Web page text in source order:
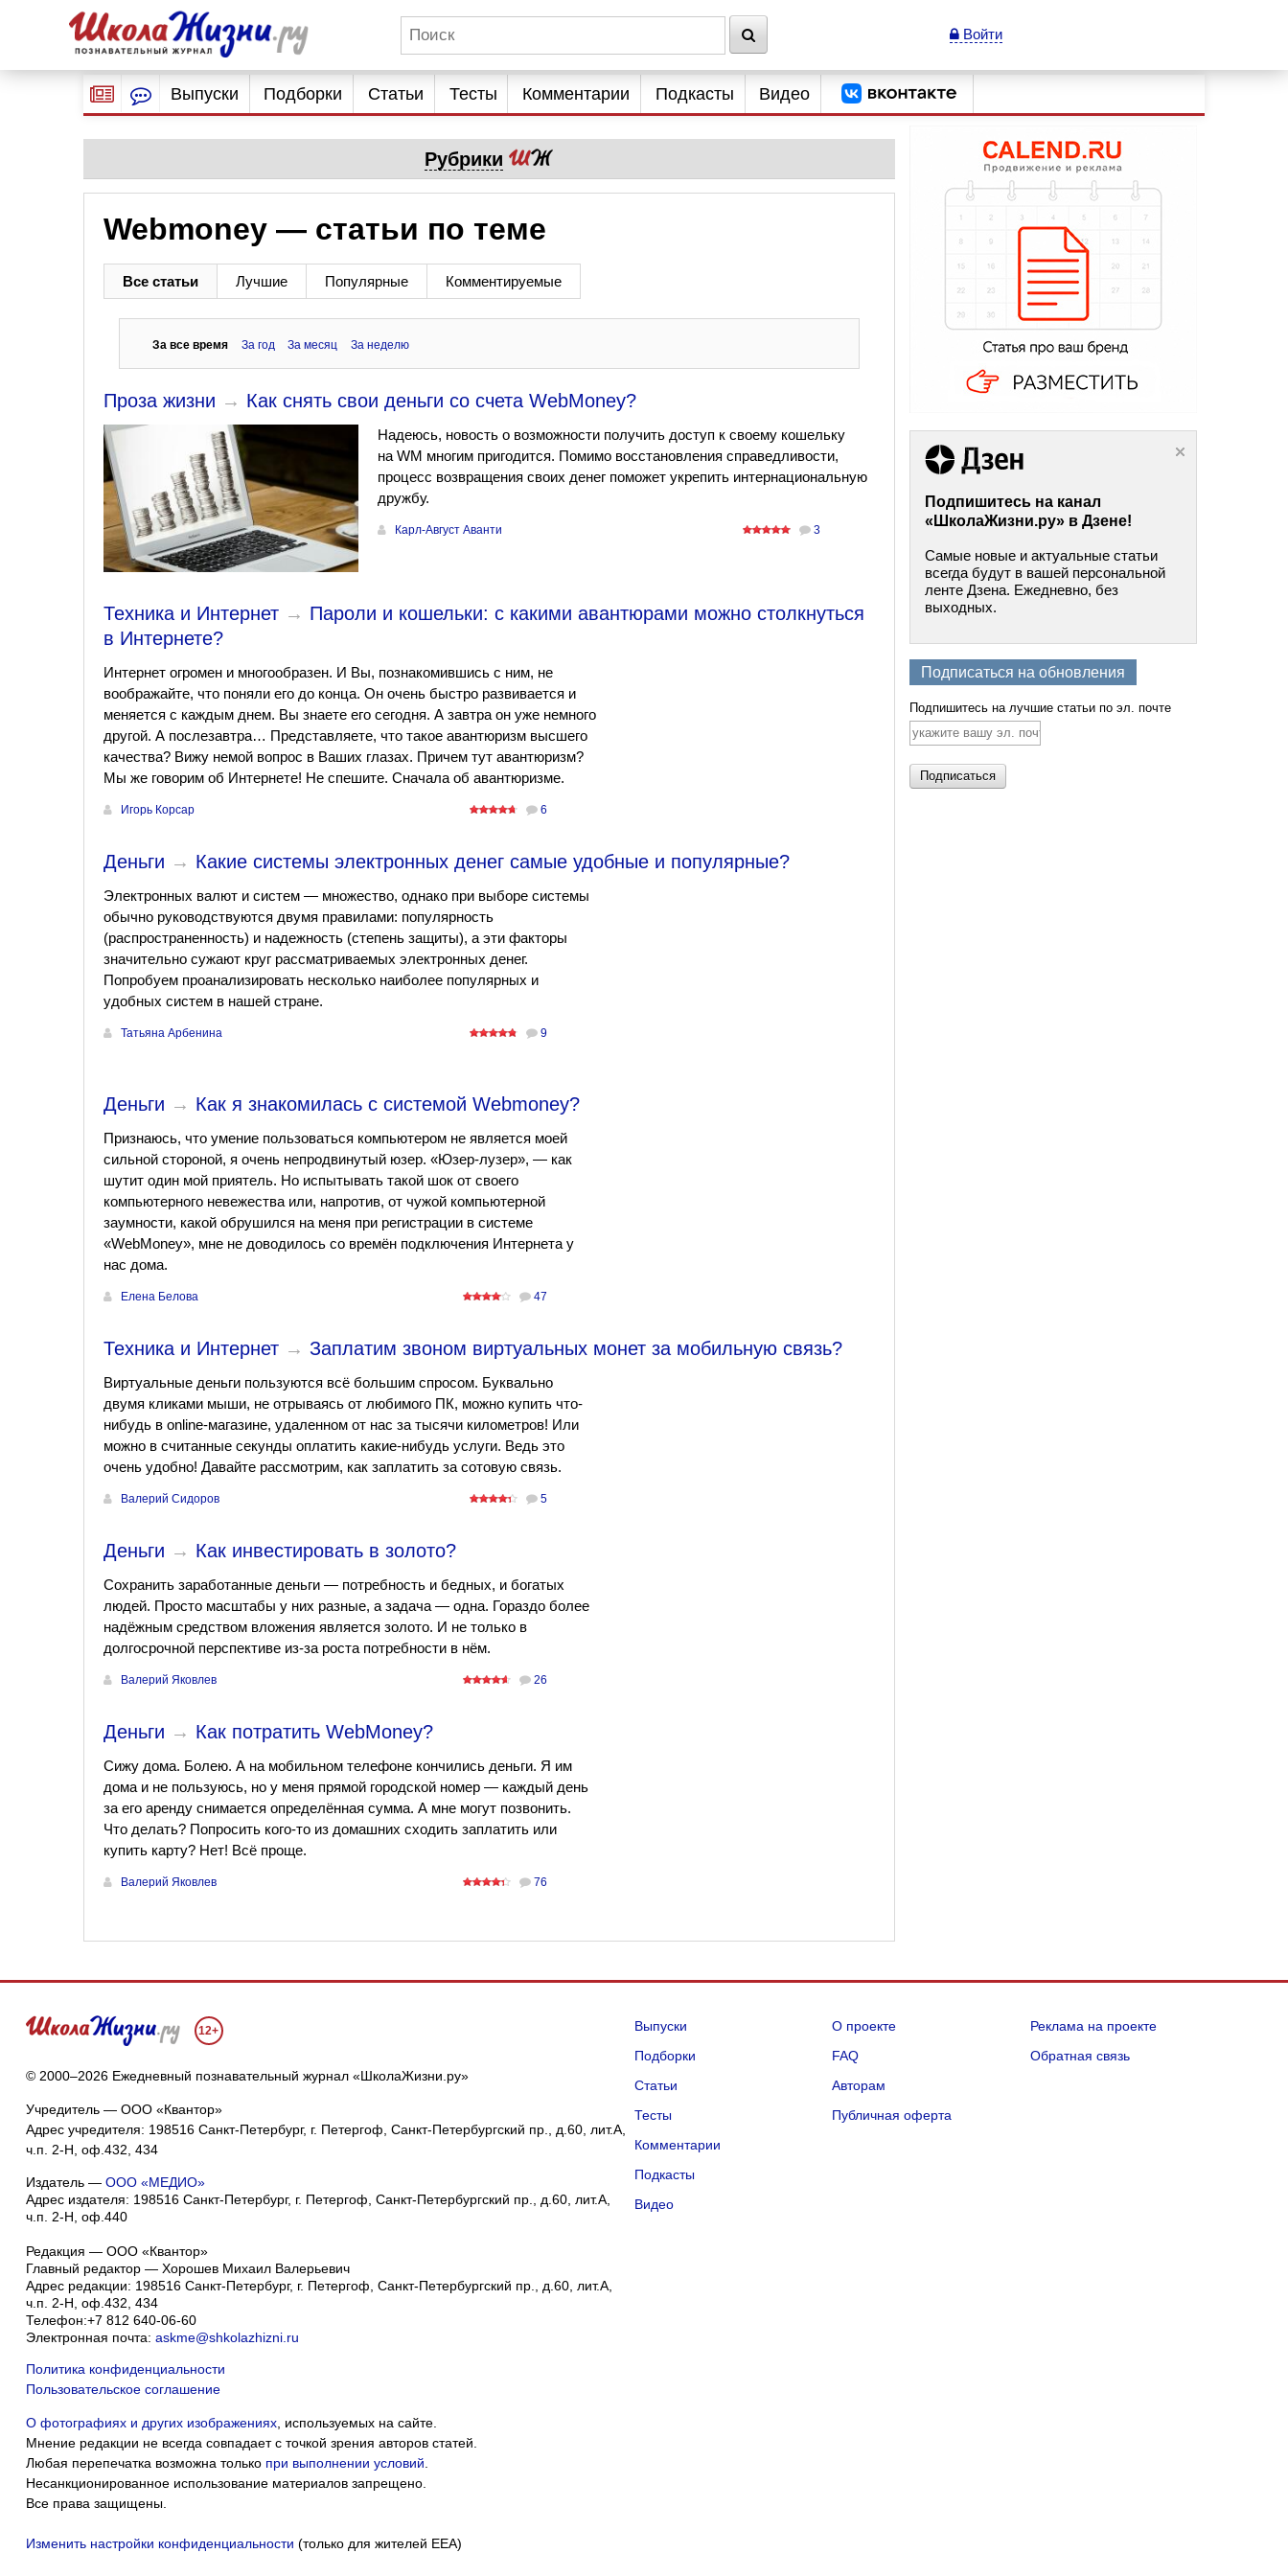
Войти
Выпуски Подборки Статьи Тесты Комментарии Подкасты Видео
Рубрики
Webmoney — статьи по теме
Все статьи Лучшие Популярные Комментируемые
За все время За год За месяц За неделю
Проза жизни → Как снять свои деньги со счета WebMoney?
Надеюсь, новость о возможности получить доступ к своему кошельку
на WM многим пригодится. Помимо восстановления справедливости,
процесс возвращения своих денег поможет укрепить интернациональную
дружбу.
Карл-Август Аванти 3
Техника и Интернет → Пароли и кошельки: с какими авантюрами можно столкнуться
в Интернете?
Интернет огромен и многообразен. И Вы, познакомившись с ним, не
воображайте, что поняли его до конца. Он очень быстро развивается и
меняется с каждым днем. Вы знаете его сегодня. А завтра он уже немного
другой. А послезавтра… Представляете, что такое авантюризм высшего
качества? Вижу немой вопрос в Ваших глазах. Причем тут авантюризм?
Мы же говорим об Интернете! Не спешите. Сначала об авантюризме.
Игорь Корсар 6
Деньги → Какие системы электронных денег самые удобные и популярные?
Электронных валют и систем — множество, однако при выборе системы
обычно руководствуются двумя правилами: популярность
(распространенность) и надежность (степень защиты), а эти факторы
значительно сужают круг рассматриваемых электронных денег.
Попробуем проанализировать несколько наиболее популярных и
удобных систем в нашей стране.
Татьяна Арбенина 9
Деньги → Как я знакомилась с системой Webmoney?
Признаюсь, что умение пользоваться компьютером не является моей
сильной стороной, я очень непродвинутый юзер. «Юзер-лузер», — как
шутит один мой приятель. Но испытывать такой шок от своего
компьютерного невежества или, напротив, от чужой компьютерной
заумности, какой обрушился на меня при регистрации в системе
«WebMoney», мне не доводилось со времён подключения Интернета у
нас дома.
Елена Белова 47
Техника и Интернет → Заплатим звоном виртуальных монет за мобильную связь?
Виртуальные деньги пользуются всё большим спросом. Буквально
двумя кликами мыши, не отрываясь от любимого ПК, можно купить что-
нибудь в online-магазине, удаленном от нас за тысячи километров! Или
можно в считанные секунды оплатить какие-нибудь услуги. Ведь это
очень удобно! Давайте рассмотрим, как заплатить за сотовую связь.
Валерий Сидоров 5
Деньги → Как инвестировать в золото?
Сохранить заработанные деньги — потребность и бедных, и богатых
людей. Просто масштабы у них разные, а задача — одна. Гораздо более
надёжным средством вложения является золото. И не только в
долгосрочной перспективе из-за роста потребности в нём.
Валерий Яковлев 26
Деньги → Как потратить WebMoney?
Сижу дома. Болею. А на мобильном телефоне кончились деньги. Я им
дома и не пользуюсь, но у меня прямой городской номер — каждый день
за его аренду снимается определённая сумма. А мне могут позвонить.
Что делать? Попросить кого-то из домашних сходить заплатить или
купить карту? Нет! Всё проще.
Валерий Яковлев 76
Подпишитесь на канал
«ШколаЖизни.ру» в Дзене!
Самые новые и актуальные статьи
всегда будут в вашей персональной
ленте Дзена. Ежедневно, без
выходных.
Подписаться на обновления
Подпишитесь на лучшие статьи по эл. почте
12+
© 2000–2026 Ежедневный познавательный журнал «ШколаЖизни.ру»
Учредитель — ООО «Квантор»
Адрес учредителя: 198516 Санкт-Петербург, г. Петергоф, Санкт-Петербургский пр., д.60, лит.А,
ч.п. 2-Н, оф.432, 434
Издатель — ООО «МЕДИО»
Адрес издателя: 198516 Санкт-Петербург, г. Петергоф, Санкт-Петербургский пр., д.60, лит.А,
ч.п. 2-Н, оф.440
Редакция — ООО «Квантор»
Главный редактор — Хорошев Михаил Валерьевич
Адрес редакции: 198516 Санкт-Петербург, г. Петергоф Санкт-Петербургский пр., д.60, лит.А,
ч.п. 2-Н, оф.432, 434
Телефон:+7 812 640-06-60
Электронная почта: askme@shkolazhizni.ru
Политика конфиденциальности
Пользовательское соглашение
О фотографиях и других изображениях, используемых на сайте.
Мнение редакции не всегда совпадает с точкой зрения авторов статей.
Любая перепечатка возможна только при выполнении условий
Несанкционированное использование материалов запрещено.
Все права защищены.
Изменить настройки конфиденциальности (только для жителей EEA)
Выпуски
Подборки
Статьи
Тесты
Комментарии
Подкасты
Видео
О проекте
FAQ
Авторам
Публичная оферта
Реклама на проекте
Обратная связь